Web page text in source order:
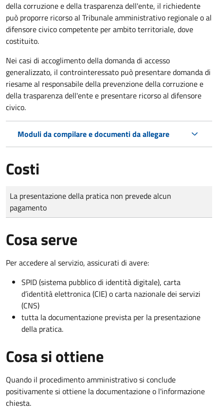
della corruzione e della trasparenza dell'ente, il richiedente
può proporre ricorso al Tribunale amministrativo regionale o al
difensore civico competente per ambito territoriale, dove
costituito.
Nei casi di accoglimento della domanda di accesso
generalizzato, il controinteressato può presentare domanda di
riesame al responsabile della prevenzione della corruzione e
della trasparenza dell'ente e presentare ricorso al difensore
civico.
Moduli da compilare e documenti da allegare
Costi
Tipo di pagamento
Importo
La presentazione della pratica non prevede alcun
pagamento
Cosa serve
Per accedere al servizio, assicurati di avere:
SPID (sistema pubblico di identità digitale), carta
d’identità elettronica (CIE) o carta nazionale dei servizi
(CNS)
tutta la documentazione prevista per la presentazione
della pratica.
Cosa si ottiene
Quando il procedimento amministrativo si conclude
positivamente si ottiene la documentazione o l'informazione
chiesta.